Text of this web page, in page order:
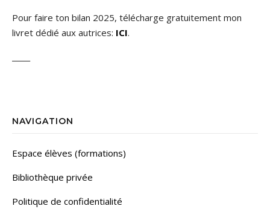
Pour faire ton bilan 2025, télécharge gratuitement mon
livret dédié aux autrices: ICI.
NAVIGATION
Espace élèves (formations)
Bibliothèque privée
Politique de confidentialité